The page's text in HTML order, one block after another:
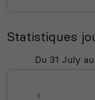
Statistiques
5